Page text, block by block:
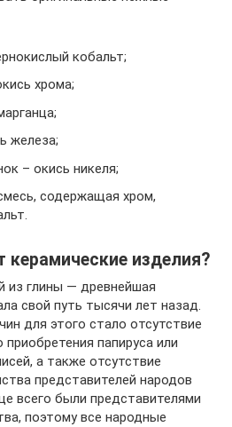
кобальт;
хрома;
железа;
– окись никеля;
содержащая хром,
изделия?
из глины — древнейшая
свой путь тысячи лет назад.
для этого стало отсутствие
папируса или
а также отсутствие
представителей народов
всего были представителями
поэтому все народные